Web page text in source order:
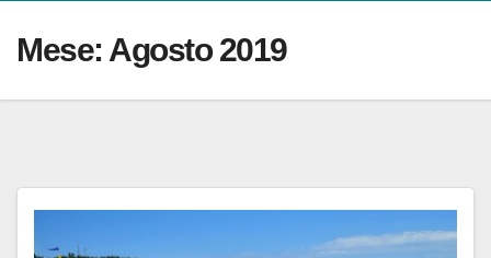
Mese: Agosto 2019